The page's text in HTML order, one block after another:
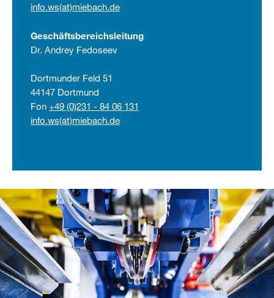
info.ws(at)miebach.de
Geschäftsbereichsleitung
Dr. Andrey Fedoseev
Dortmunder Feld 51
44147 Dortmund
Fon +49 (0)231 - 84 06 131
info.ws(at)miebach.de